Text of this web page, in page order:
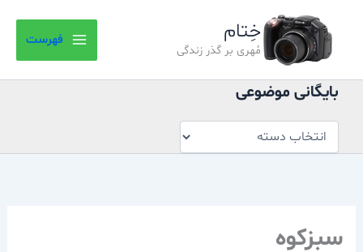
خِتام
مُهری بر گذر زندگی
فهرست
بایگانی موضوعی
موضوعی
سبزكوه